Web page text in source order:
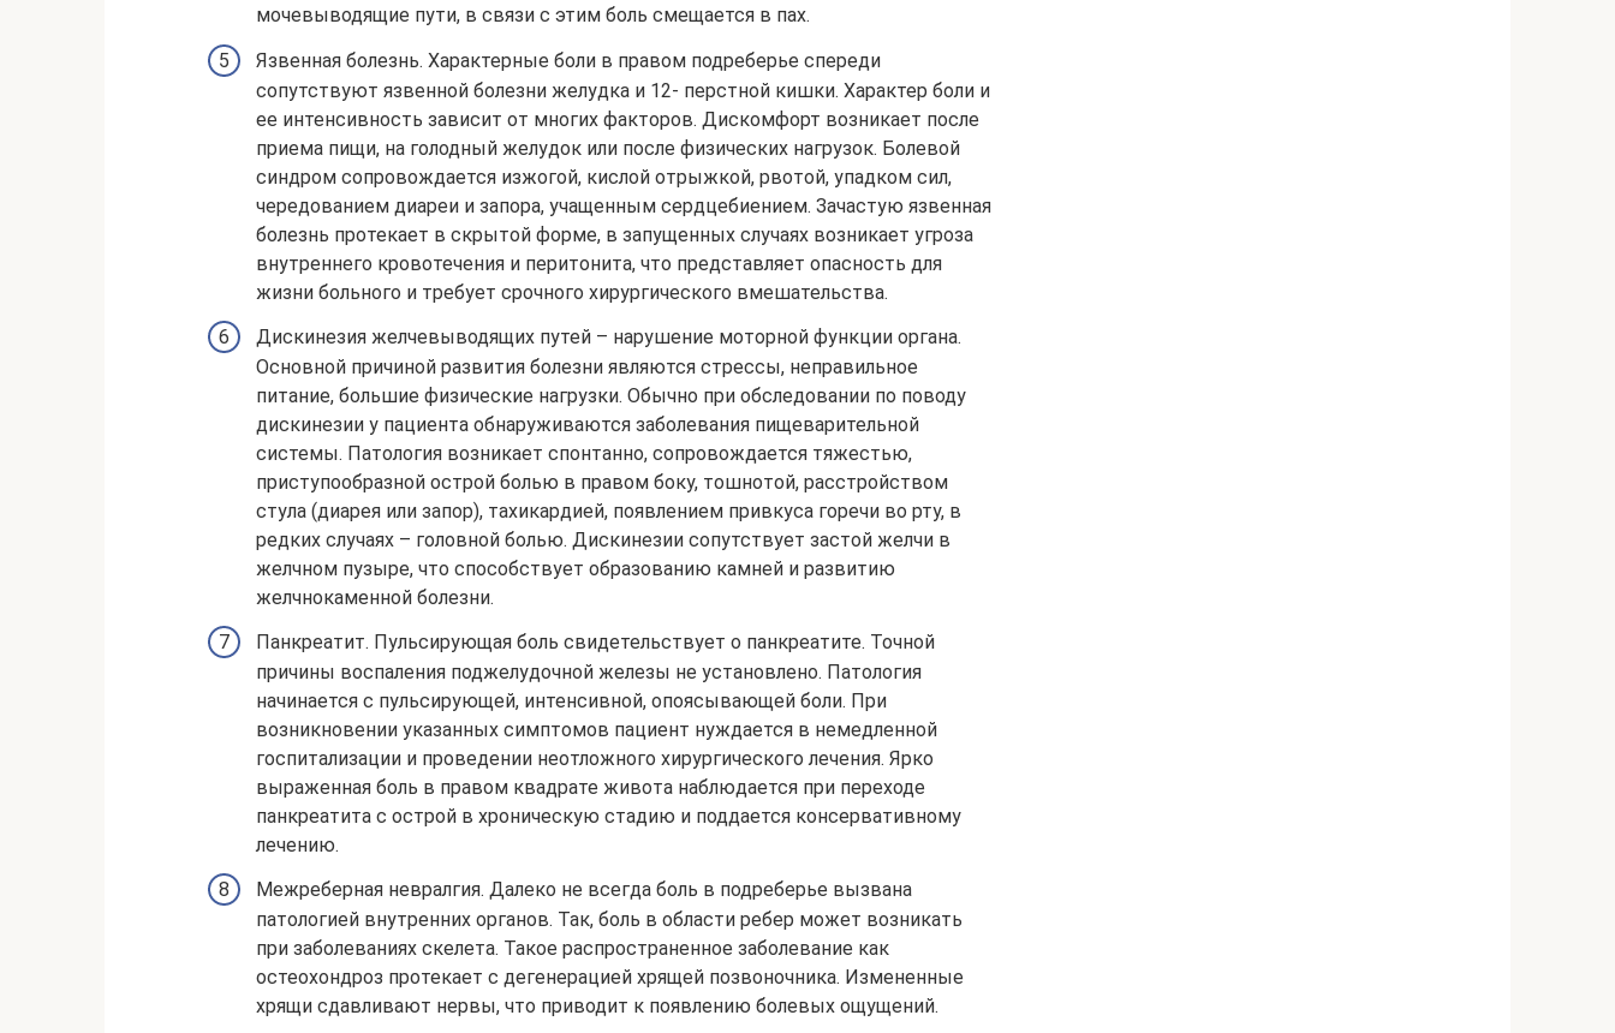
мочевыводящие пути, в связи с этим боль смещается в пах.
Язвенная болезнь. Характерные боли в правом подреберье спереди
сопутствуют язвенной болезни желудка и 12- перстной кишки. Характер боли и
ее интенсивность зависит от многих факторов. Дискомфорт возникает после
приема пищи, на голодный желудок или после физических нагрузок. Болевой
синдром сопровождается изжогой, кислой отрыжкой, рвотой, упадком сил,
чередованием диареи и запора, учащенным сердцебиением. Зачастую язвенная
болезнь протекает в скрытой форме, в запущенных случаях возникает угроза
внутреннего кровотечения и перитонита, что представляет опасность для
жизни больного и требует срочного хирургического вмешательства.
Дискинезия желчевыводящих путей – нарушение моторной функции органа.
Основной причиной развития болезни являются стрессы, неправильное
питание, большие физические нагрузки. Обычно при обследовании по поводу
дискинезии у пациента обнаруживаются заболевания пищеварительной
системы. Патология возникает спонтанно, сопровождается тяжестью,
приступообразной острой болью в правом боку, тошнотой, расстройством
стула (диарея или запор), тахикардией, появлением привкуса горечи во рту, в
редких случаях – головной болью. Дискинезии сопутствует застой желчи в
желчном пузыре, что способствует образованию камней и развитию
желчнокаменной болезни.
Панкреатит. Пульсирующая боль свидетельствует о панкреатите. Точной
причины воспаления поджелудочной железы не установлено. Патология
начинается с пульсирующей, интенсивной, опоясывающей боли. При
возникновении указанных симптомов пациент нуждается в немедленной
госпитализации и проведении неотложного хирургического лечения. Ярко
выраженная боль в правом квадрате живота наблюдается при переходе
панкреатита с острой в хроническую стадию и поддается консервативному
лечению.
Межреберная невралгия. Далеко не всегда боль в подреберье вызвана
патологией внутренних органов. Так, боль в области ребер может возникать
при заболеваниях скелета. Такое распространенное заболевание как
остеохондроз протекает с дегенерацией хрящей позвоночника. Измененные
хрящи сдавливают нервы, что приводит к появлению болевых ощущений.